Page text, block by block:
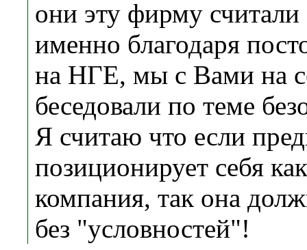
они эту фирму
именно благодаря
на НГЕ, мы с Вами на
беседовали по теме
Я считаю что если
позиционирует себя
компания, так она
без "условностей"!